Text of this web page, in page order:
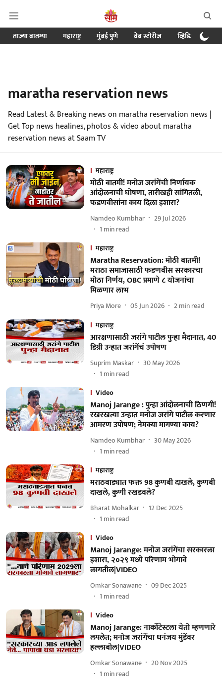
ताज्या बातम्या महाराष्ट्र मुंबई पुणे वेब स्टोरीज व्हिडिओ
maratha reservation news
Read Latest & Breaking news on maratha reservation news |
Get Top news healines, photos & video about maratha
reservation news at Saam TV
महाराष्ट्र
मोठी बातमी! मनोज जरांगेंची निर्णायक
आंदोलनाची घोषणा, तारीखही सांगितली,
फडणवीसांना काय दिला इशारा?
Namdeo Kumbhar
29 Jul 2026
1 min read
महाराष्ट्र
Maratha Reservation: मोठी बातमी!
मराठा समाजासाठी फडणवीस सरकारचा
मोठा निर्णय, OBC प्रमाणे ८ योजनांचा
मिळणार लाभ
Priya More 05 Jun 2026 2min read
महाराष्ट्र
आरक्षणासाठी जरांगे पाटील पुन्हा मैदानात, 40
डिग्री उन्हात जरांगेंचं उपोषण
Suprim Maskar
30 May 2026
1 min read
Video
Manoj Jarange : पुन्हा आंदोलनाची ठिणगी!
रखरखत्या उन्हात मनोज जरांगे पाटील करणार
आमरण उपोषण; नेमक्या मागण्या काय?
Namdeo Kumbhar
30 May 2026
1 min read
महाराष्ट्र
मराठवाड्यात फक्त 98 कुणबी दाखले, कुणबी
दाखले, कुणी रखडवले?
Bharat Mohalkar
12 Dec 2025
1 min read
Video
Manoj Jarange: मनोज जरांगेंचा सरकारला
इशारा, २०२९ मध्ये परिणाम भोगावे
लागतील|VIDEO
Omkar Sonawane
09 Dec 2025
1 min read
Video
Manoj Jarange: नार्कोटेस्टला येतो म्हणणारे
लपलेत; मनोज जरांगेंचा धनंजय मुंडेंवर
हल्लाबोल|VIDEO
Omkar Sonawane
20 Nov 2025
1 min read